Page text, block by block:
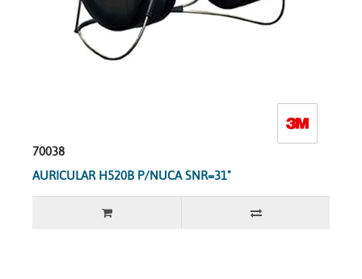
70038
AURICULAR H520B P/NUCA SNR=31"